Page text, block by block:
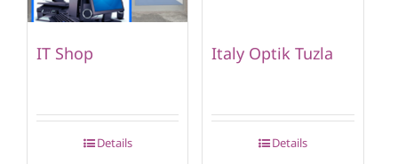
IT Shop
Details
Italy Optik Tuzla
Details